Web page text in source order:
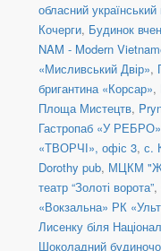
обласний
Кочерги, Будинок
NAM - Modern
«Мисливський Двір»,
бригантина «Корсар»,
Площа Мистецтв,
Гастропаб «У РЕБРО»
«ТВОРЧІ», офіс 3, с.
Dorothy pub, МЦКМ
театр “Золоті ворота”,
«Вокзальна» РК
Лисенку біля
Шоколадний